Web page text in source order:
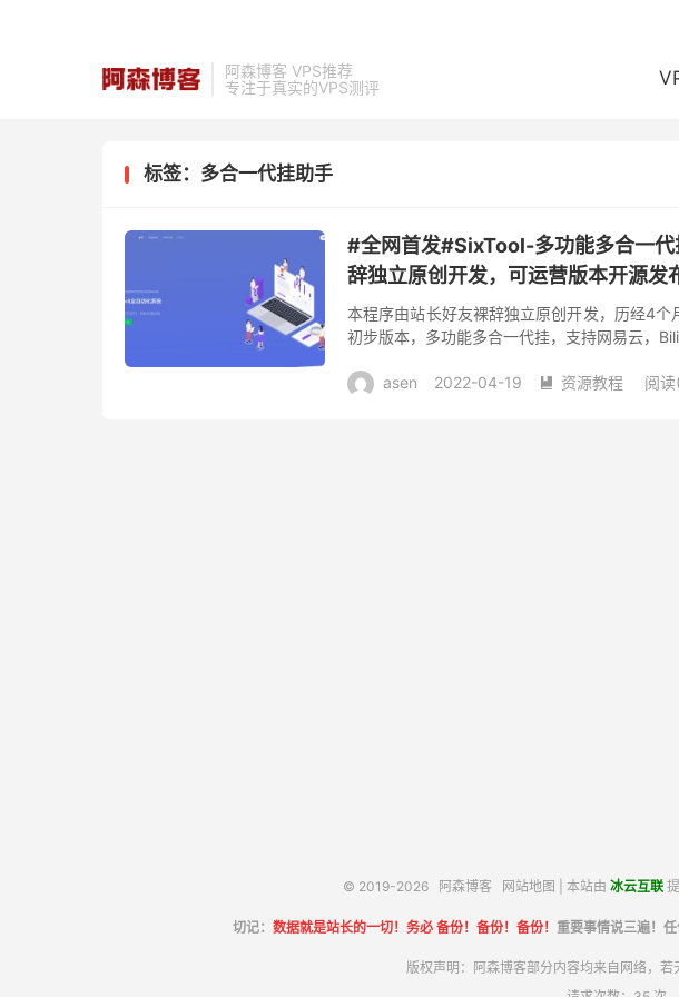
阿森博客 VPS推荐
专注于真实的VPS测评
标签：多合一代挂助手
#全网首发#SixTool-多功能多合一
辞独立原创开发，可运营版本开源发
本程序由站长好友裸辞独立原创开发，历经4
初步版本，多功能多合一代挂，支持网易云，
asen 2022-04-19  资源教程 阅
© 2019-2026 阿森博客 网站地图 | 本站由 冰云互联
切记： 数据就是站长的一切！务必 备份！备份！备份！ 重要事情说三遍！
版权声明：阿森博客部分内容均来自网络，